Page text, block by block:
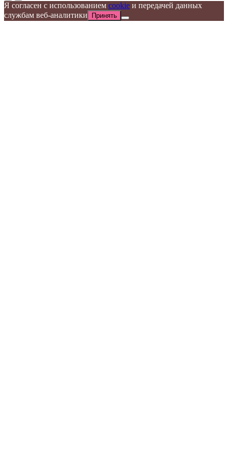
Я согласен с использованием cookie и передачей данных
службам веб-аналитики
Принять